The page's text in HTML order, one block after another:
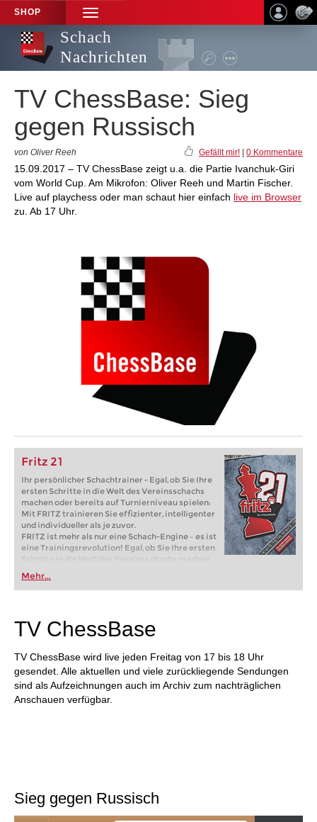
SHOP
TOGGLE
NAVIGATION
Schach
Nachrichten
TV ChessBase: Sieg
gegen Russisch
von Oliver Reeh Gefällt mir! 0 Kommentare
15.09.2017 – TV ChessBase zeigt u.a. die Partie Ivanchuk-Giri
vom World Cup. Am Mikrofon: Oliver Reeh und Martin Fischer.
Live auf playchess oder man schaut hier einfach live im Browser
zu. Ab 17 Uhr.
Fritz 21
Ihr persönlicher Schachtrainer - Egal, ob Sie Ihre
ersten Schritte in die Welt des Vereinsschachs
machen oder bereits auf Turnierniveau spielen:
Mit FRITZ trainieren Sie effizienter, intelligenter
und individueller als je zuvor.
FRITZ ist mehr als nur eine Schach-Engine – es ist
eine Trainingsrevolution! Egal, ob Sie Ihre ersten
Schritte in die Welt des Vereinsschachs machen
oder bereits auf Turnierniveau spielen: Mit
FRITZ trainieren Sie effizienter, intelligenter und
individueller als je zuvor.
Mehr...
TV ChessBase
TV ChessBase wird live jeden Freitag von 17 bis 18 Uhr
gesendet. Alle aktuellen und viele zurückliegende Sendungen
sind als Aufzeichnungen auch im Archiv zum nachträglichen
Anschauen verfügbar.
Sieg gegen Russisch